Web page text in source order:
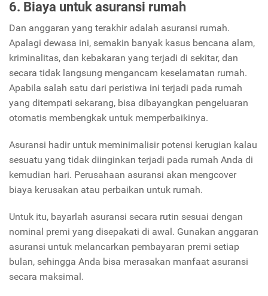
6. Biaya untuk asuransi rumah
Dan anggaran yang terakhir adalah asuransi rumah.
Apalagi dewasa ini, semakin banyak kasus bencana alam,
kriminalitas, dan kebakaran yang terjadi di sekitar, dan
secara tidak langsung mengancam keselamatan rumah.
Apabila salah satu dari peristiwa ini terjadi pada rumah
yang ditempati sekarang, bisa dibayangkan pengeluaran
otomatis membengkak untuk memperbaikinya.
Asuransi hadir untuk meminimalisir potensi kerugian kalau
sesuatu yang tidak diinginkan terjadi pada rumah Anda di
kemudian hari. Perusahaan asuransi akan mengcover
biaya kerusakan atau perbaikan untuk rumah.
Untuk itu, bayarlah asuransi secara rutin sesuai dengan
nominal premi yang disepakati di awal. Gunakan anggaran
asuransi untuk melancarkan pembayaran premi setiap
bulan, sehingga Anda bisa merasakan manfaat asuransi
secara maksimal.